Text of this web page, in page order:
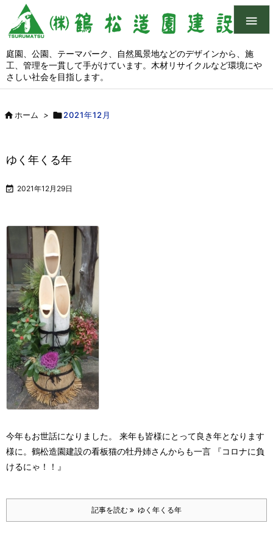

庭園、公園、テーマパーク、自然風景地などのデザインから、施
工、管理を一貫して手がけています。木材リサイクルなど環境にや
さしい社会を目指します。
ホーム > 2021年12月
ゆく年くる年
 2021年12月29日
今年もお世話になりました。 来年も皆様にとって良き年となります
様に。 鶴松造園建設の看板猫の牡丹姉さんからも一言 『コロナに負
けるにゃ！！』
記事を読む ゆく年くる年